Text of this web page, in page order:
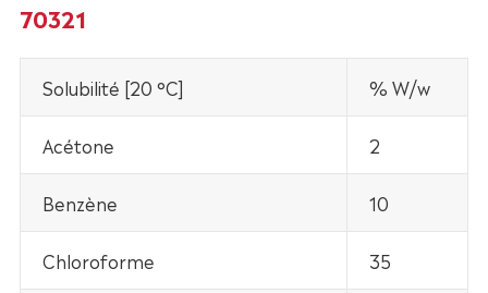
70321
Solubilité [20 °C] % W/w
Acétone 2
Benzène 10
Chloroforme 35